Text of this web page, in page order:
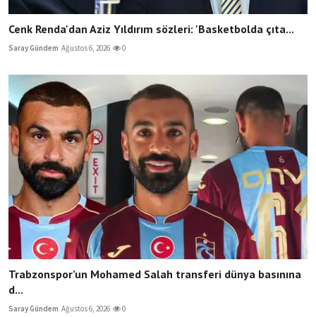
Cenk Renda'dan Aziz Yıldırım sözleri: 'Basketbolda çıta...
Saray Gündem Ağustos 6, 2026 0
Trabzonspor’un Mohamed Salah transferi dünya basınına
d...
Saray Gündem Ağustos 6, 2026 0